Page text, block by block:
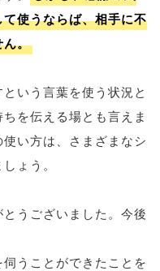
使うならば、相手に不
ん。
いう言葉を使う状況と
を伝える場とも言えま
い方は、さまざまなシ
ょう。
うございました。今後
うことができたことを